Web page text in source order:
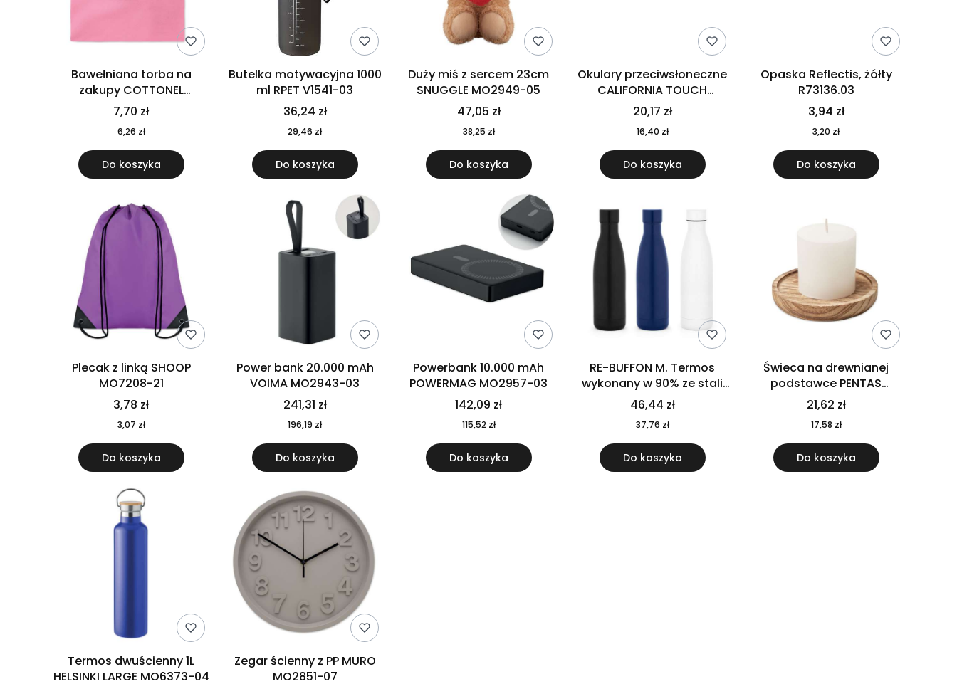
Bawełniana torba na
zakupy COTTONEL
COLOUR++ MO9846-11
7,70 zł
6,26 zł
Do koszyka
Butelka motywacyjna 1000
ml RPET V1541-03
36,24 zł
29,46 zł
Do koszyka
Duży miś z sercem 23cm
SNUGGLE MO2949-05
47,05 zł
38,25 zł
Do koszyka
Okulary przeciwsłoneczne
CALIFORNIA TOUCH
MO9617-10
20,17 zł
16,40 zł
Do koszyka
Opaska Reflectis, żółty
R73136.03
3,94 zł
3,20 zł
Do koszyka
Plecak z linką SHOOP
MO7208-21
3,78 zł
3,07 zł
Do koszyka
Power bank 20.000 mAh
VOIMA MO2943-03
241,31 zł
196,19 zł
Do koszyka
Powerbank 10.000 mAh
POWERMAG MO2957-03
142,09 zł
115,52 zł
Do koszyka
RE-BUFFON M. Termos
wykonany w 90% ze stali
nierdzewnej pochodzącej z
recyklingu 520 ml 94294
46,44 zł
37,76 zł
Do koszyka
Świeca na drewnianej
podstawce PENTAS
MO6282-40
21,62 zł
17,58 zł
Do koszyka
Termos dwuścienny 1L
HELSINKI LARGE MO6373-04
Zegar ścienny z PP MURO
MO2851-07